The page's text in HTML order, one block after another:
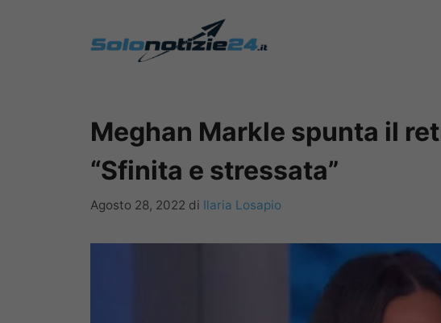
Meghan Markle spunta il
“Sfinita e stressata”
Agosto 28, 2022 di Ilaria Losapio